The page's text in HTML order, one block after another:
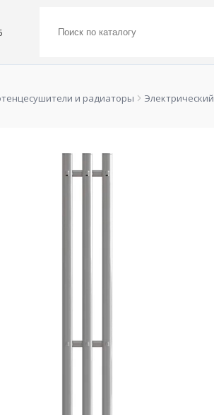
и радиаторы Электрический